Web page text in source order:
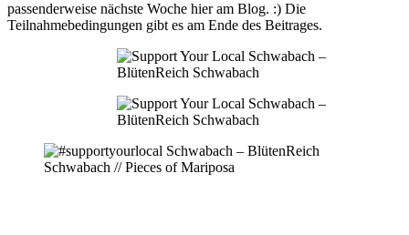
passenderweise nächste Woche hier am Blog. :) Die
Teilnahmebedingungen gibt es am Ende des Beitrages.